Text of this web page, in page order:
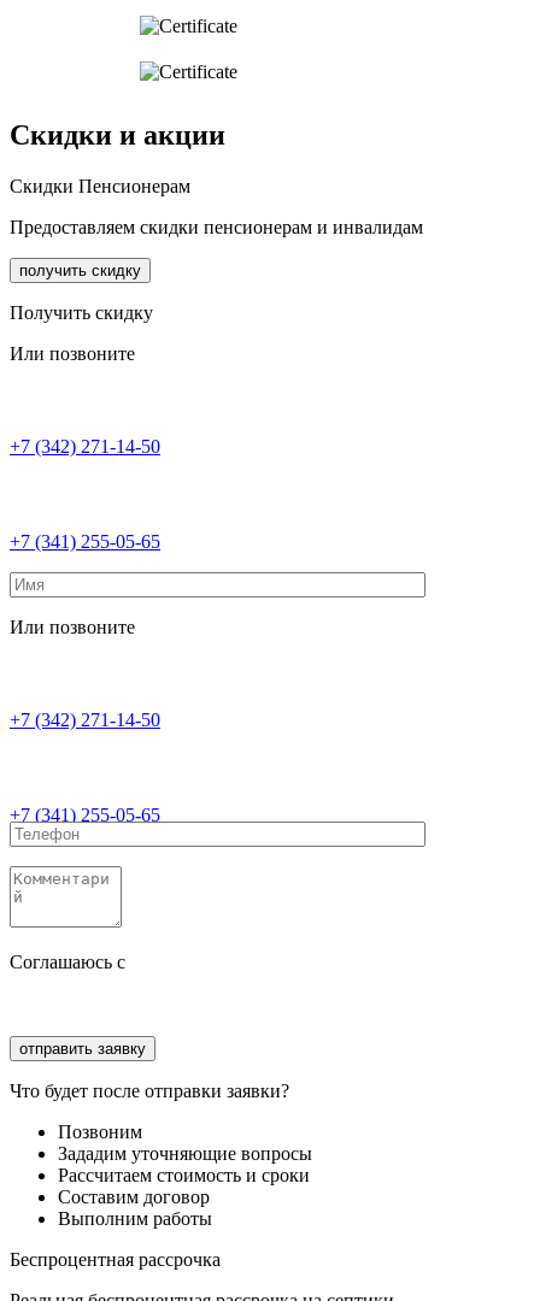
Скидки и акции
Cкидки Пенсионерам
Предоставляем скидки пенсионерам и инвалидам
получить скидку
Получить скидку
Или позвоните
+7 (342) 271-14-50
+7 (341) 255-05-65
Или позвоните
+7 (342) 271-14-50
+7 (341) 255-05-65
Соглашаюсь с
Что будет после отправки заявки?
Позвоним
Зададим уточняющие вопросы
Рассчитаем стоимость и сроки
Составим договор
Выполним работы
Беспроцентная рассрочка